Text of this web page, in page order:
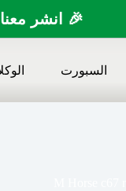
🎉 انشر
السبورت